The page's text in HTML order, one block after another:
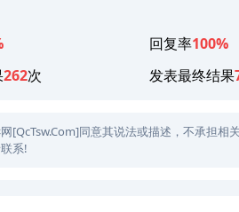
回复率100%
262次 发表最终结果
同意其说法或描述，不承担相
系!